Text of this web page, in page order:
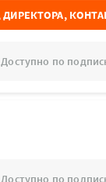
ДИРЕКТОРА,
Доступно по
Доступно по